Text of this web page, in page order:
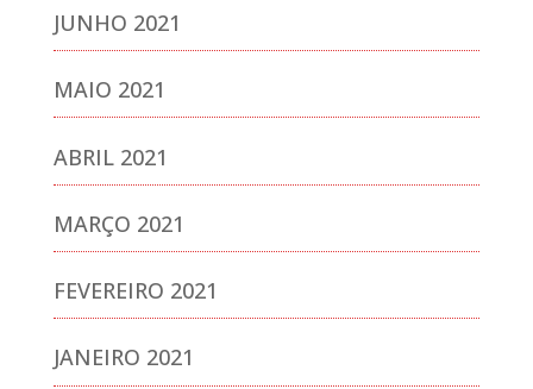
JUNHO 2021
MAIO 2021
ABRIL 2021
MARÇO 2021
FEVEREIRO 2021
JANEIRO 2021